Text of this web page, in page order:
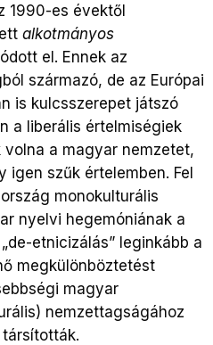
1990-es évektől
alkotmányos
el. Ennek az
származó, de az Európai
is kulcsszerepet játszó
a liberális értelmiségiek
a magyar nemzetet,
igen szűk értelemben. Fel
monokulturális
nyelvi hegemóniának a
etnicizálás” leginkább a
megkülönböztetést
magyar
nemzettagságához